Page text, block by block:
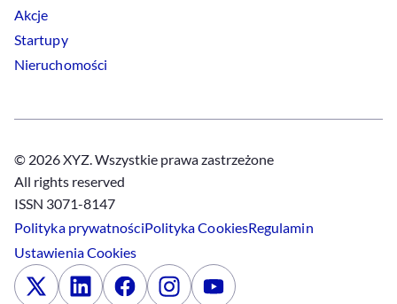
Akcje
Startupy
Nieruchomości
© 2026 XYZ. Wszystkie prawa zastrzeżone
All rights reserved
ISSN 3071-8147
Polityka prywatnościPolitykaCookiesRegulamin
UstawieniaCookies
x LinkedinFacebookInstagramYoutube